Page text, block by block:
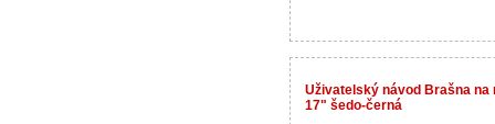
Uživatelský návod Brašna na
17" šedo-černá